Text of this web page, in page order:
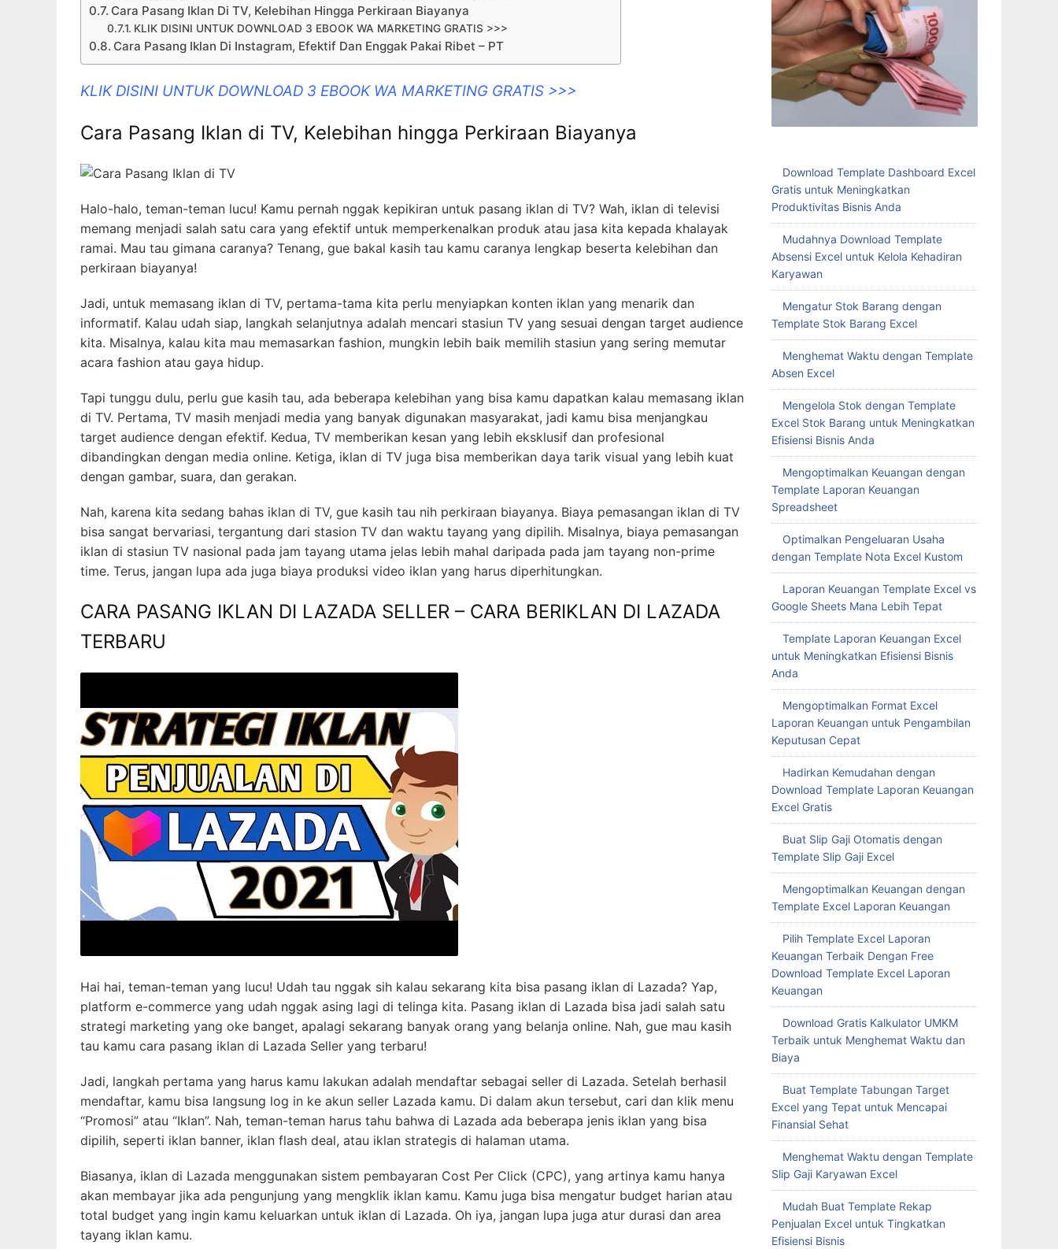
Cara Pasang Iklan Di TV, Kelebihan Hingga Perkiraan Biayanya
KLIK DISINI UNTUK DOWNLOAD 3 EBOOK WA MARKETING GRATIS >>>
Cara Pasang Iklan Di Instagram, Efektif Dan Enggak Pakai Ribet – PT
KLIK DISINI UNTUK DOWNLOAD 3 EBOOK WA MARKETING GRATIS >>>
Cara Pasang Iklan di TV, Kelebihan hingga Perkiraan Biayanya
Halo-halo, teman-teman lucu! Kamu pernah nggak kepikiran untuk pasang iklan di TV? Wah, iklan di televisi
memang menjadi salah satu cara yang efektif untuk memperkenalkan produk atau jasa kita kepada khalayak
ramai. Mau tau gimana caranya? Tenang, gue bakal kasih tau kamu caranya lengkap beserta kelebihan dan
perkiraan biayanya!
Jadi, untuk memasang iklan di TV, pertama-tama kita perlu menyiapkan konten iklan yang menarik dan
informatif. Kalau udah siap, langkah selanjutnya adalah mencari stasiun TV yang sesuai dengan target audience
kita. Misalnya, kalau kita mau memasarkan fashion, mungkin lebih baik memilih stasiun yang sering memutar
acara fashion atau gaya hidup.
Tapi tunggu dulu, perlu gue kasih tau, ada beberapa kelebihan yang bisa kamu dapatkan kalau memasang iklan
di TV. Pertama, TV masih menjadi media yang banyak digunakan masyarakat, jadi kamu bisa menjangkau
target audience dengan efektif. Kedua, TV memberikan kesan yang lebih eksklusif dan profesional
dibandingkan dengan media online. Ketiga, iklan di TV juga bisa memberikan daya tarik visual yang lebih kuat
dengan gambar, suara, dan gerakan.
Nah, karena kita sedang bahas iklan di TV, gue kasih tau nih perkiraan biayanya. Biaya pemasangan iklan di TV
bisa sangat bervariasi, tergantung dari stasion TV dan waktu tayang yang dipilih. Misalnya, biaya pemasangan
iklan di stasiun TV nasional pada jam tayang utama jelas lebih mahal daripada pada jam tayang non-prime
time. Terus, jangan lupa ada juga biaya produksi video iklan yang harus diperhitungkan.
CARA PASANG IKLAN DI LAZADA SELLER – CARA BERIKLAN DI LAZADA
TERBARU
Hai hai, teman-teman yang lucu! Udah tau nggak sih kalau sekarang kita bisa pasang iklan di Lazada? Yap,
platform e-commerce yang udah nggak asing lagi di telinga kita. Pasang iklan di Lazada bisa jadi salah satu
strategi marketing yang oke banget, apalagi sekarang banyak orang yang belanja online. Nah, gue mau kasih
tau kamu cara pasang iklan di Lazada Seller yang terbaru!
Jadi, langkah pertama yang harus kamu lakukan adalah mendaftar sebagai seller di Lazada. Setelah berhasil
mendaftar, kamu bisa langsung log in ke akun seller Lazada kamu. Di dalam akun tersebut, cari dan klik menu
“Promosi” atau “Iklan”. Nah, teman-teman harus tahu bahwa di Lazada ada beberapa jenis iklan yang bisa
dipilih, seperti iklan banner, iklan flash deal, atau iklan strategis di halaman utama.
Biasanya, iklan di Lazada menggunakan sistem pembayaran Cost Per Click (CPC), yang artinya kamu hanya
akan membayar jika ada pengunjung yang mengklik iklan kamu. Kamu juga bisa mengatur budget harian atau
total budget yang ingin kamu keluarkan untuk iklan di Lazada. Oh iya, jangan lupa juga atur durasi dan area
tayang iklan kamu.
Download Template Dashboard Excel
Gratis untuk Meningkatkan
Produktivitas Bisnis Anda
Mudahnya Download Template
Absensi Excel untuk Kelola Kehadiran
Karyawan
Mengatur Stok Barang dengan
Template Stok Barang Excel
Menghemat Waktu dengan Template
Absen Excel
Mengelola Stok dengan Template
Excel Stok Barang untuk Meningkatkan
Efisiensi Bisnis Anda
Mengoptimalkan Keuangan dengan
Template Laporan Keuangan
Spreadsheet
Optimalkan Pengeluaran Usaha
dengan Template Nota Excel Kustom
Laporan Keuangan Template Excel vs
Google Sheets Mana Lebih Tepat
Template Laporan Keuangan Excel
untuk Meningkatkan Efisiensi Bisnis
Anda
Mengoptimalkan Format Excel
Laporan Keuangan untuk Pengambilan
Keputusan Cepat
Hadirkan Kemudahan dengan
Download Template Laporan Keuangan
Excel Gratis
Buat Slip Gaji Otomatis dengan
Template Slip Gaji Excel
Mengoptimalkan Keuangan dengan
Template Excel Laporan Keuangan
Pilih Template Excel Laporan
Keuangan Terbaik Dengan Free
Download Template Excel Laporan
Keuangan
Download Gratis Kalkulator UMKM
Terbaik untuk Menghemat Waktu dan
Biaya
Buat Template Tabungan Target
Excel yang Tepat untuk Mencapai
Finansial Sehat
Menghemat Waktu dengan Template
Slip Gaji Karyawan Excel
Mudah Buat Template Rekap
Penjualan Excel untuk Tingkatkan
Efisiensi Bisnis